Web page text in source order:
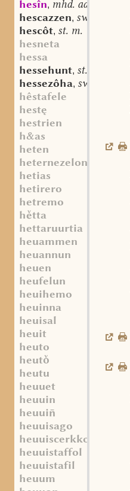
hesîn, mhd. adj.
hescazzen, sw. v.
hescôt, st. m.
hesneta
hessa
hessehunt, st. m.
hessezôha, sw. f.
hêstafele
hestę
hestrien
h&as
heten
heternezelon
hetias
hetirero
hetremo
htta
hettaruurtia
heuammen
heuannun
heuen
heufelun
heuihemo
heuinna
heuisal
heuit
heuto
heut
heutu
heuuet
heuuin
heuui
heuuisago
heuuiscerkko
heuuistaffol
heuuistafil
heuum